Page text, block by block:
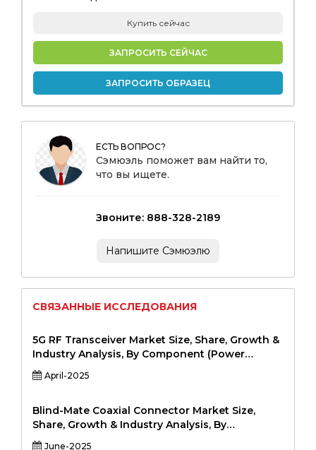
Купить сейчас
ЗАПРОСИТЬ СЕЙЧАС
ЗАПРОСИТЬ ОБРАЗЕЦ
ЕСТЬ ВОПРОС?
Сэмюэль поможет вам найти то,
что вы ищете.
Звоните: 888-328-2189
Напишите Сэмюэлю
СВЯЗАННЫЕ ИССЛЕДОВАНИЯ
5G RF Transceiver Market Size, Share, Growth &
Industry Analysis, By Component (Power
Amplifiers, Low Noise Amplifiers, Mixers,
Oscillators, Antennas), By Frequency Band
Infrastructure, Consumer Electronics, Industrial
IoT, Automotive, Healthcare), and Regional
Analysis, 2024-2031
April-2025
Blind-Mate Coaxial Connector Market Size,
Share, Growth & Industry Analysis, By
Connector Type (SMPM, SMP, Mini-SMP, BMA,
June-2025